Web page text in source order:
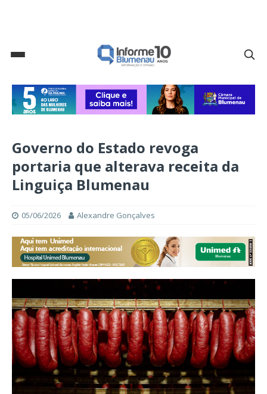
Governo do Estado revoga
portaria que alterava receita da
Linguiça Blumenau
05/06/2026 Alexandre Gonçalves